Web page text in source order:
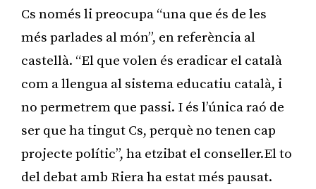
Cs només li preocupa “una que és de les
més parlades al món”, en referència al
castellà. “El que volen és eradicar el català
com a llengua al sistema educatiu català, i
no permetrem que passi. I és l’única raó de
ser que ha tingut Cs, perquè no tenen cap
projecte polític”, ha etzibat el conseller.El to
del debat amb Riera ha estat més pausat.